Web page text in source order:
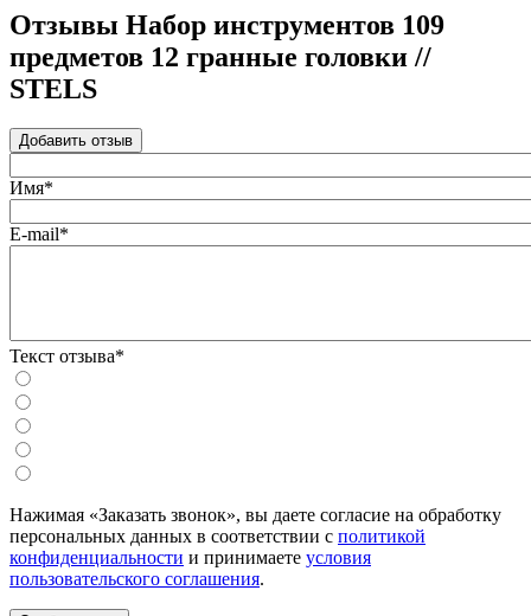
Отзывы Набор инструментов 109
предметов 12 гранные головки //
STELS
Добавить отзыв
Имя*
E-mail*
Текст отзыва*
Нажимая «Заказать звонок», вы даете согласие на обработку
персональных данных в соответствии с политикой
конфиденциальности и принимаете условия
пользовательского соглашения.